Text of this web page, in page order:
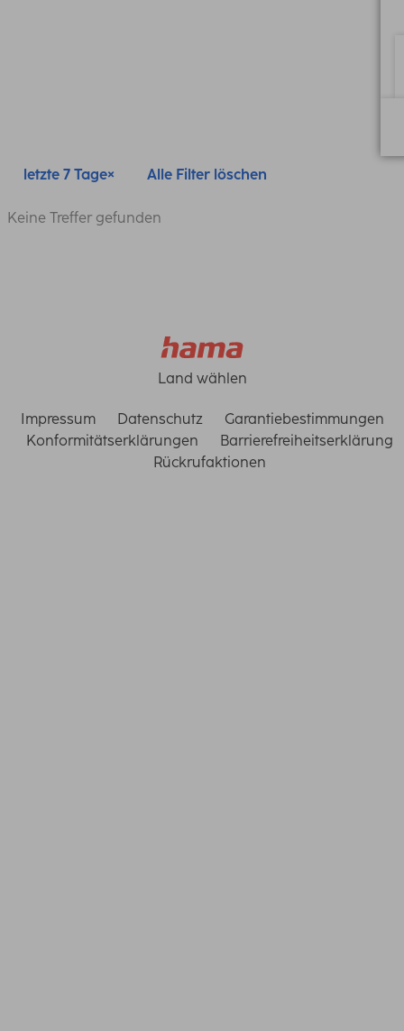
letzte 7 Tage Alle Filter löschen
Keine Treffer gefunden
Land wählen
Impressum Datenschutz
Garantiebestimmungen
Konformitätserklärungen
Barrierefreiheitserklärung
Rückrufaktionen